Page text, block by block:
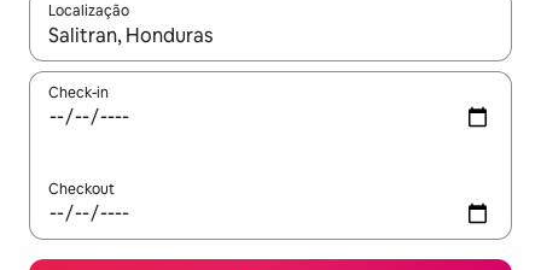
Localização
Quando os resultados estiverem disponíveis, explore-os
Check-in
Checkout